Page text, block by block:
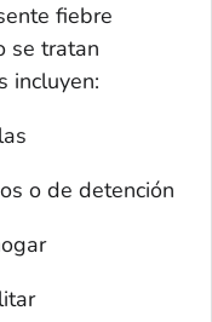
fiebre
se tratan
incluyen:
o de detención